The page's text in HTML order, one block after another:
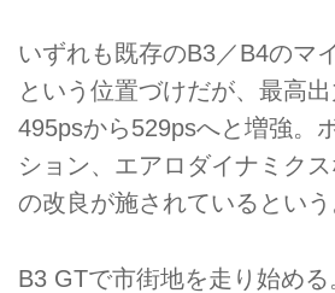
いずれも既存のB3／B4のマ
という位置づけだが、最高
495psから529psへと増強。
ション、エアロダイナミク
の改良が施されているという
B3 GTで市街地を走り始める